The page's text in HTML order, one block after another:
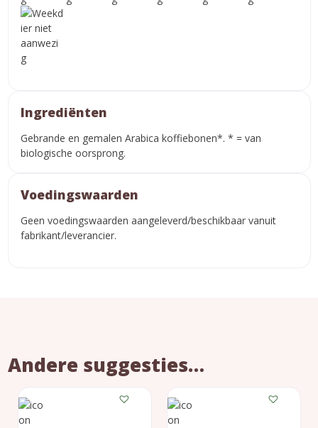
Ingrediënten
Gebrande en gemalen Arabica koffiebonen*. * = van
biologische oorsprong.
Voedingswaarden
Geen voedingswaarden aangeleverd/beschikbaar vanuit
fabrikant/leverancier.
Andere suggesties…